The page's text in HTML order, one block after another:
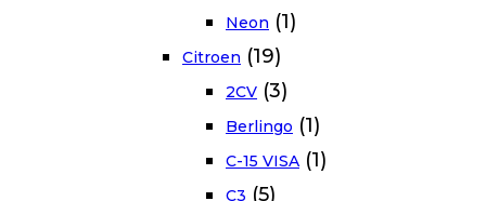
Neon (1)
Citroen (19)
2CV (3)
Berlingo (1)
C-15 VISA (1)
C3 (5)